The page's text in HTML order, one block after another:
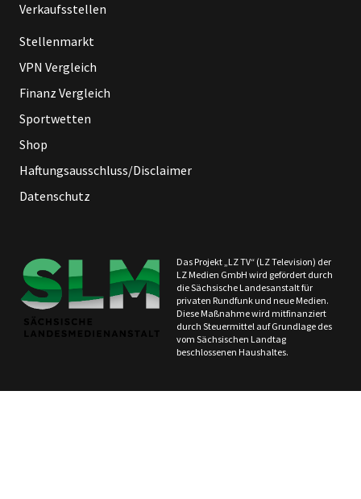
Verkaufsstellen
Stellenmarkt
VPN Vergleich
Finanz Vergleich
Sportwetten
Shop
Haftungsausschluss/Disclaimer
Datenschutz
Das Projekt „LZ TV“ (LZ Television) der
LZ Medien GmbH wird gefördert durch
die Sächsische Landesanstalt für
privaten Rundfunk und neue Medien.
Diese Maßnahme wird mitfinanziert
durch Steuermittel auf Grundlage des
vom Sächsischen Landtag
beschlossenen Haushaltes.